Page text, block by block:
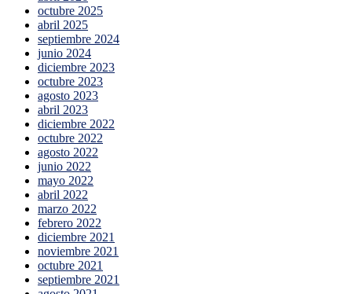
octubre 2025
abril 2025
septiembre 2024
junio 2024
diciembre 2023
octubre 2023
agosto 2023
abril 2023
diciembre 2022
octubre 2022
agosto 2022
junio 2022
mayo 2022
abril 2022
marzo 2022
febrero 2022
diciembre 2021
noviembre 2021
octubre 2021
septiembre 2021